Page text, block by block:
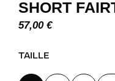
SHORT
57,00 €
TAILLE